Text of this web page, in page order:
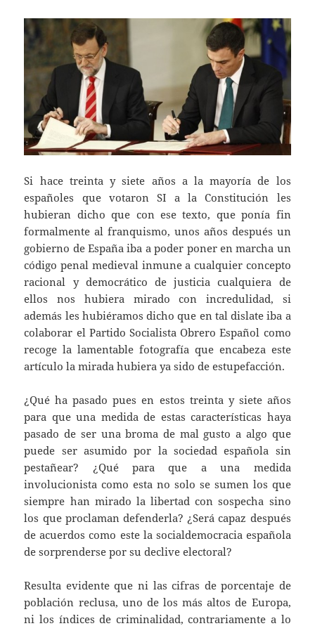
Si hace treinta y siete años a la mayoría de los
españoles que votaron SI a la Constitución les
hubieran dicho que con ese texto, que ponía fin
formalmente al franquismo, unos años después un
gobierno de España iba a poder poner en marcha un
código penal medieval inmune a cualquier concepto
racional y democrático de justicia cualquiera de
ellos nos hubiera mirado con incredulidad, si
además les hubiéramos dicho que en tal dislate iba a
colaborar el Partido Socialista Obrero Español como
recoge la lamentable fotografía que encabeza este
artículo la mirada hubiera ya sido de estupefacción.
¿Qué ha pasado pues en estos treinta y siete años
para que una medida de estas características haya
pasado de ser una broma de mal gusto a algo que
puede ser asumido por la sociedad española sin
pestañear? ¿Qué para que a una medida
involucionista como esta no solo se sumen los que
siempre han mirado la libertad con sospecha sino
los que proclaman defenderla? ¿Será capaz después
de acuerdos como este la socialdemocracia española
de sorprenderse por su declive electoral?
Resulta evidente que ni las cifras de porcentaje de
población reclusa, uno de los más altos de Europa,
ni los índices de criminalidad, contrariamente a lo